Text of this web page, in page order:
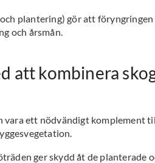
plantering) gör att
och årsmån.
att kombinera
vara ett nödvändigt komplement
ger skydd åt de planterade